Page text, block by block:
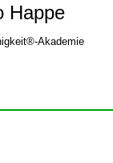
Happe
Akademie